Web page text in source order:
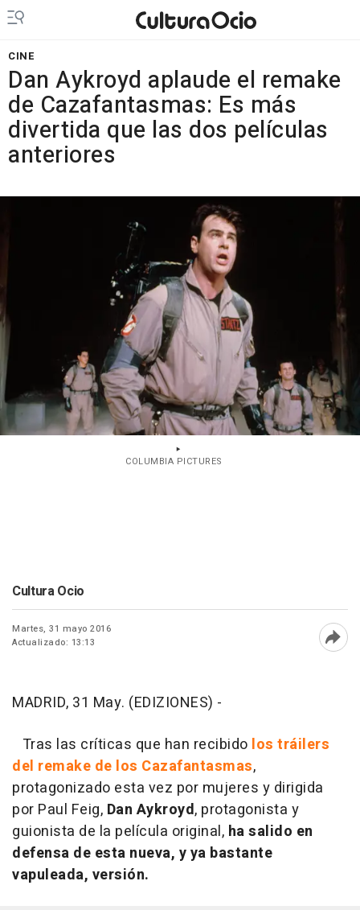
CINE
Dan Aykroyd aplaude el remake
de Cazafantasmas: Es más
divertida que las dos películas
anteriores
COLUMBIA PICTURES
Cultura Ocio
Martes, 31 mayo 2016
Actualizado: 13:13
MADRID, 31 May. (EDIZIONES) -
Tras las críticas que han recibido los tráilers
del remake de los Cazafantasmas,
protagonizado esta vez por mujeres y dirigida
por Paul Feig, Dan Aykroyd, protagonista y
guionista de la película original, ha salido en
defensa de esta nueva, y ya bastante
vapuleada, versión.